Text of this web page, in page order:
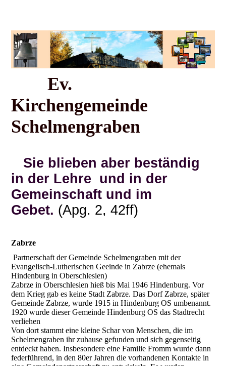
Ev.
Kirchengemeinde
Schelmengraben
Sie blieben aber beständig
in der Lehre und in der
Gemeinschaft und im
Gebet. (Apg. 2, 42ff)
Zabrze
Partnerschaft der Gemeinde Schelmengraben mit der
Evangelisch-Lutherischen Geeinde in Zabrze (ehemals
Hindenburg in Oberschlesien)
Zabrze in Oberschlesien hieß bis Mai 1946 Hindenburg. Vor
dem Krieg gab es keine Stadt Zabrze. Das Dorf Zabrze, später
Gemeinde Zabrze, wurde 1915 in Hindenburg OS umbenannt.
1920 wurde dieser Gemeinde Hindenburg OS das Stadtrecht
verliehen
Von dort stammt eine kleine Schar von Menschen, die im
Schelmengraben ihr zuhause gefunden und sich gegenseitig
entdeckt haben. Insbesondere eine Familie Fromm wurde dann
federführend, in den 80er Jahren die vorhandenen Kontakte in